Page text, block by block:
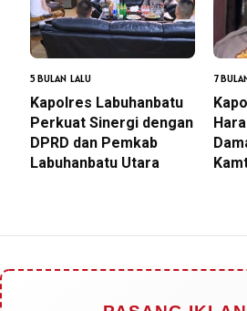
5 BULAN LALU
Kapolres Labuhanbatu
Perkuat Sinergi dengan
DPRD dan Pemkab
Labuhanbatu Utara
7